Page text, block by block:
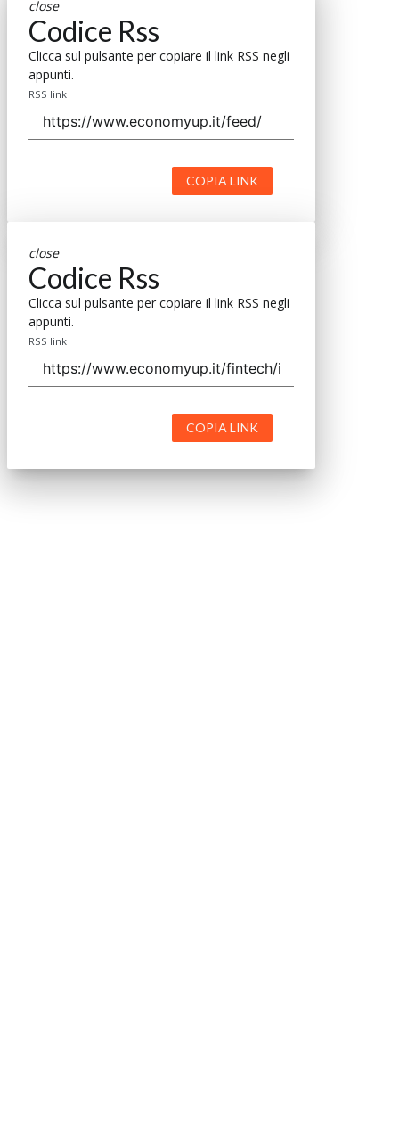
close
Codice Rss
Clicca sul pulsante per copiare il link RSS negli
appunti.
RSS link
COPIA LINK
close
Codice Rss
Clicca sul pulsante per copiare il link RSS negli
appunti.
RSS link
COPIA LINK